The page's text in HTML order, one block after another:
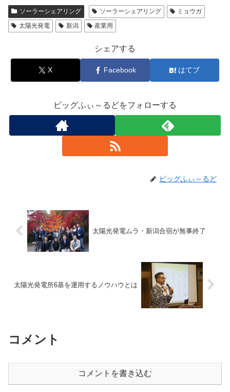
ソーラーシェアリング ソーラーシェアリング
ミョウガ
太陽光発電
新潟 産業用
シェアする
X Facebook はてブ
ビッグふぃ～るどをフォローする
ビッグふぃ～るど
太陽光発電ムラ・新潟合宿が無事終了
太陽光発電所6基を運用するノウハウとは
コメント
コメントを書き込む